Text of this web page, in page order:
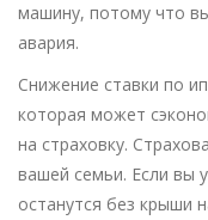
машину, потому что
авария.
Снижение ставки по
которая может
на страховку.
вашей семьи. Если вы
останутся без крыши